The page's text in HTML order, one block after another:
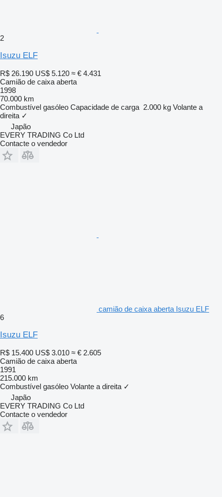
2
Isuzu ELF
R$ 26.190 US$ 5.120 ≈ € 4.431
Camião de caixa aberta
1998
70.000 km
Combustível gasóleo Capacidade de carga 2.000 kg Volante a
direita ✓
Japão
EVERY TRADING Co Ltd
Contacte o vendedor
camião de caixa aberta Isuzu ELF
6
Isuzu ELF
R$ 15.400 US$ 3.010 ≈ € 2.605
Camião de caixa aberta
1991
215.000 km
Combustível gasóleo Volante a direita ✓
Japão
EVERY TRADING Co Ltd
Contacte o vendedor